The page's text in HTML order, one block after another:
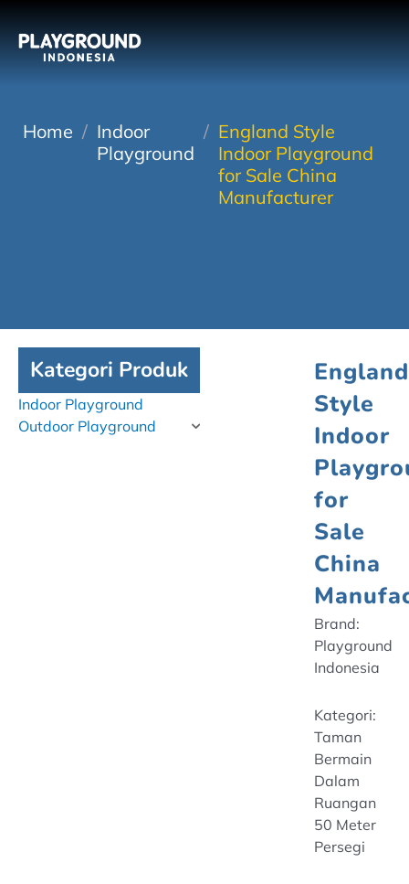
Home / Indoor
Playground
/ England Style
Indoor Playground
for Sale China
Manufacturer
Kategori Produk
Indoor Playground
Outdoor Playground
England
Style
Indoor
for
Sale
China
Brand:
Playground
Indonesia
Kategori:
Taman
Bermain
Dalam
Ruangan
50 Meter
Persegi